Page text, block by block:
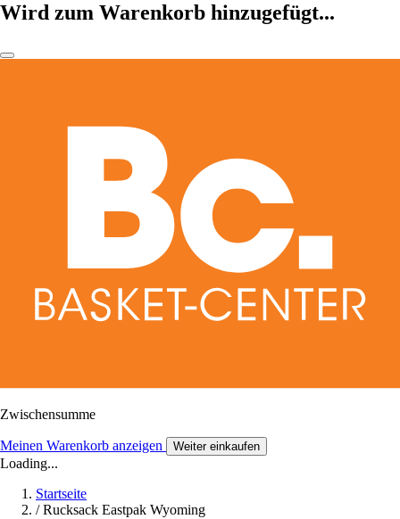
Wird zum Warenkorb hinzugefügt...
Zwischensumme
Meinen Warenkorb anzeigen Weiter einkaufen
Loading...
Startseite
/ Rucksack Eastpak Wyoming